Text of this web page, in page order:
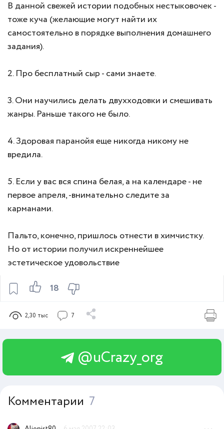
18
В данной свежей истории подобных нестыковочек -
тоже куча (желающие могут найти их
самостоятельно в порядке выполнения домашнего
задания).
2. Про бесплатный сыр - сами знаете.
3. Они научились делать двухходовки и смешивать
жанры. Раньше такого не было.
4. Здоровая паранойя еще никогда никому не
вредила.
5. Если у вас вся спина белая, а на календаре - не
первое апреля, -внимательно следите за
карманами.
Пальто, конечно, пришлось отнести в химчистку.
Но от истории получил искреннейшее
эстетическое удовольствие
2,30 тыс 7
@uCrazy_org
Комментарии 7